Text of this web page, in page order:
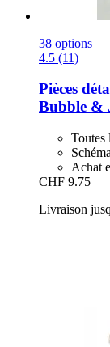
38 options
4.5 (11)
Pièces
Bubble &
Toutes
Achat
CHF 9.75
Livraison